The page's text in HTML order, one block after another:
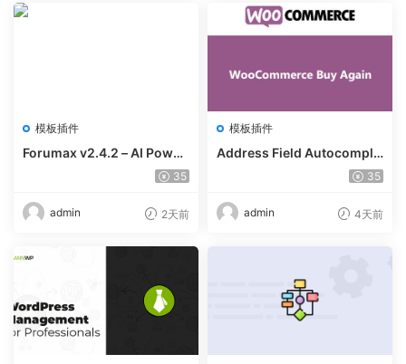
模板插件
Forumax v2.4.2 – AI Power
ed Advanced Community F
35
admin 2天前
模板插件
Address Field Autocomple
te For WooCommerce v1.3.
35
admin 4天前